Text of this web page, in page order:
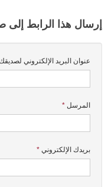
إرسال هذا الرابط إلى
عنوان البريد الإلكتروني لصديقك
المرسل *
بريدك الإلكتروني *